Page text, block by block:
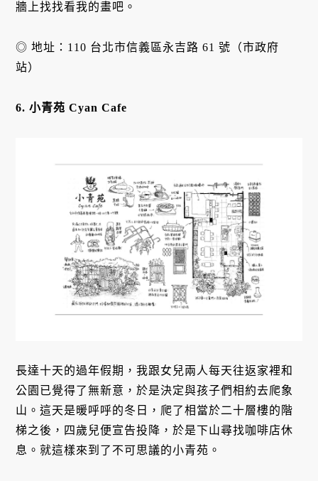
牆上找找看我的畫吧。
◎ 地址：110 台北市信義區永吉路 61 號（市政府
站）
6. 小青苑 Cyan Cafe
長達十天的過年假期，我跟女兒兩人每天往返家裡和
公園已覺得了無新意，於是決定與孩子們相約去爬象
山。這天是暖呼呼的冬日，爬了相當於二十層樓的階
梯之後，四歲兒便宣告投降，於是下山尋找咖啡店休
息。就這樣來到了不可思議的小青苑。